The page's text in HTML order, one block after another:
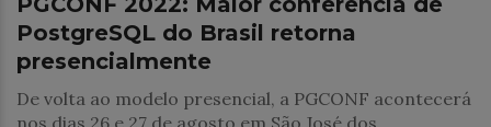
PostgreSQL do Brasil retorna
presencialmente
De volta ao modelo presencial, a PGCONF acontecerá
nos dias 26 e 27 de agosto em São José dos